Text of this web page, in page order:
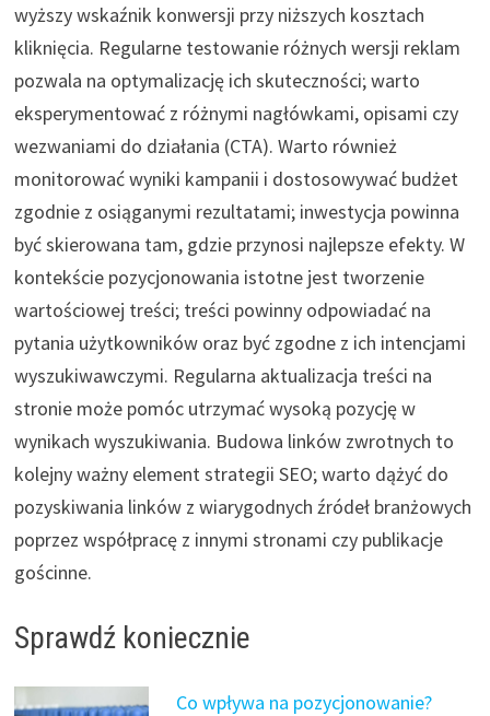
wyższy wskaźnik konwersji przy niższych kosztach
kliknięcia. Regularne testowanie różnych wersji reklam
pozwala na optymalizację ich skuteczności; warto
eksperymentować z różnymi nagłówkami, opisami czy
wezwaniami do działania (CTA). Warto również
monitorować wyniki kampanii i dostosowywać budżet
zgodnie z osiąganymi rezultatami; inwestycja powinna
być skierowana tam, gdzie przynosi najlepsze efekty. W
kontekście pozycjonowania istotne jest tworzenie
wartościowej treści; treści powinny odpowiadać na
pytania użytkowników oraz być zgodne z ich intencjami
wyszukiwawczymi. Regularna aktualizacja treści na
stronie może pomóc utrzymać wysoką pozycję w
wynikach wyszukiwania. Budowa linków zwrotnych to
kolejny ważny element strategii SEO; warto dążyć do
pozyskiwania linków z wiarygodnych źródeł branżowych
poprzez współpracę z innymi stronami czy publikacje
gościnne.
Sprawdź koniecznie
Co wpływa na pozycjonowanie?